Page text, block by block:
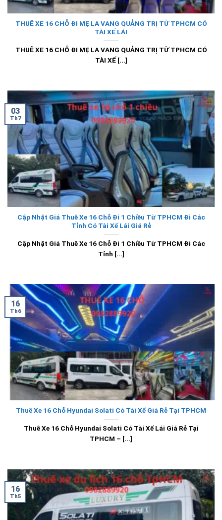
THUÊ XE 16 CHỖ ĐI MẸ LA VANG QUẢNG TRỊ TỪ TPHCM CÓ
TÀI XẾ LÁI
THUÊ XE 16 CHỖ ĐI MẸ LA VANG QUẢNG TRỊ TỪ TPHCM CÓ
TÀI XẾ [...]
Cập Nhật Giá Thuê Xe 16 Chỗ Đi 1 Chiều Từ TPHCM Đi Các
Tỉnh Có Tài Xế Lái Giá Rẻ
Cập Nhật Giá Thuê Xe 16 Chỗ Đi 1 Chiều Từ TPHCM Đi Các
Tỉnh [...]
03
Th7
Thuê Xe 16 Chỗ Hyundai Solati Có Tài Xế Giá Rẻ Tại TPHCM
Thuê Xe 16 Chỗ Hyundai Solati Có Tài Xế Lái Giá Rẻ Tại
TPHCM – [...]
16
Th6
16
Th5